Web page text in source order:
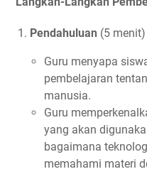
Pendahuluan (5 menit)
Guru menyapa
pembelajaran
manusia.
Guru
yang akan
bagaimana
memahami materi